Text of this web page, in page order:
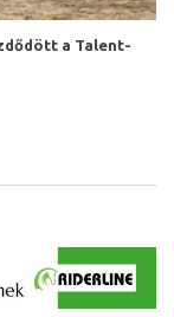
a Talent-